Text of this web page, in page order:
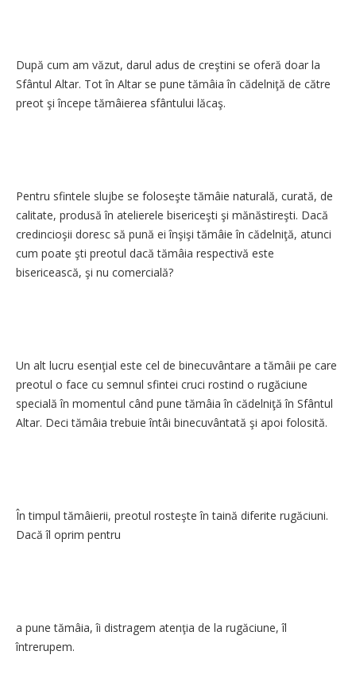
După cum am văzut, darul adus de creştini se oferă doar la
Sfântul Altar. Tot în Altar se pune tămâia în cădelniţă de către
preot şi începe tămâierea sfântului lăcaş.
Pentru sfintele slujbe se foloseşte tămâie naturală, curată, de
calitate, produsă în atelierele bisericeşti şi mănăstireşti. Dacă
credincioşii doresc să pună ei înşişi tămâie în cădelniţă, atunci
cum poate şti preotul dacă tămâia respectivă este
bisericească, şi nu comercială?
Un alt lucru esenţial este cel de binecuvântare a tămâii pe care
preotul o face cu semnul sfintei cruci rostind o rugăciune
specială în momentul când pune tămâia în cădelniţă în Sfântul
Altar. Deci tămâia trebuie întâi binecuvântată şi apoi folosită.
În timpul tămâierii, preotul rosteşte în taină diferite rugăciuni.
Dacă îl oprim pentru
a pune tămâia, îi distragem atenţia de la rugăciune, îl
întrerupem.